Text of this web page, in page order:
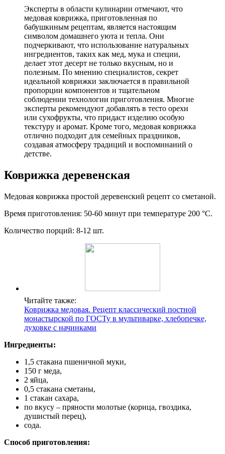
Эксперты в области кулинарии отмечают, что
медовая коврижка, приготовленная по
бабушкиным рецептам, является настоящим
символом домашнего уюта и тепла. Они
подчеркивают, что использование натуральных
ингредиентов, таких как мед, мука и специи,
делает этот десерт не только вкусным, но и
полезным. По мнению специалистов, секрет
идеальной коврижки заключается в правильной
пропорции компонентов и тщательном
соблюдении технологии приготовления. Многие
эксперты рекомендуют добавлять в тесто орехи
или сухофрукты, что придаст изделию особую
текстуру и аромат. Кроме того, медовая коврижка
отлично подходит для семейных праздников,
создавая атмосферу традиций и воспоминаний о
детстве.
Коврижка деревенская
Медовая коврижка простой деревенский рецепт со сметаной.
Время приготовления: 50-60 минут при температуре 200 °C.
Количество порций: 8-12 шт.
Читайте также:
Коврижка медовая. Рецепт классический постной
монастырской по ГОСТу в мультиварке, хлебопечке,
духовке с начинками
Ингредиенты:
1,5 стакана пшеничной муки,
150 г меда,
2 яйца,
0,5 стакана сметаны,
1 стакан сахара,
по вкусу – пряности молотые (корица, гвоздика,
душистый перец),
сода.
Способ приготовления: